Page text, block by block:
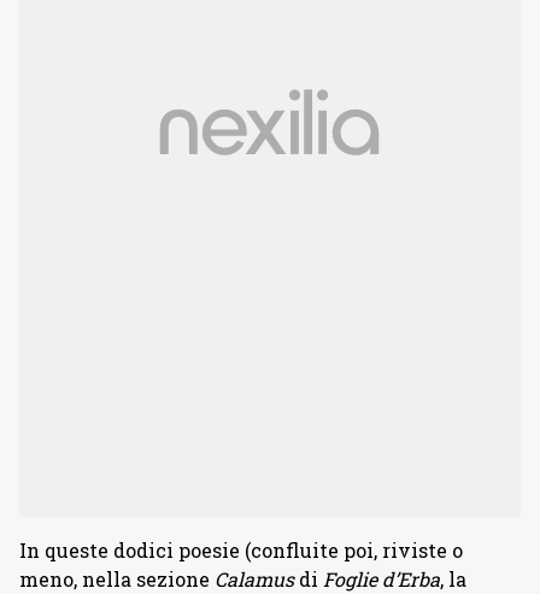
In queste dodici poesie (confluite poi, riviste o
meno, nella sezione Calamusdi Foglie d’Erba, la